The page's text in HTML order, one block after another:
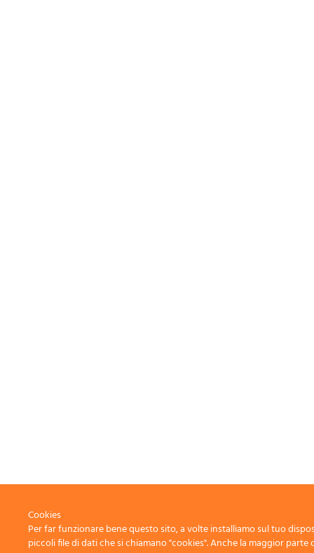
Cookies
Per far funzionare bene questo sito, a volte installiamo sul tuo
piccoli file di dati che si chiamano "cookies". Anche la maggior parte